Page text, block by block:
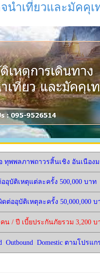
นำเที่ยวและมัคคุเ
พพลภาพถาวรสิ้นเชิง อันเนืองม
อุบัติเหตุแต่ละครั้ง 500,000 บาท
ต่ออุบัติเหตุละครั้ง 50,000,000 บ
น / ปี เบี้ยประกันภัยรวม 3,200 บ
Outbound Domestic ตามโปรแก